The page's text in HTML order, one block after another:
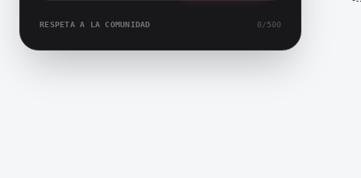
RESPETA A LA COMUNIDAD 0 /500